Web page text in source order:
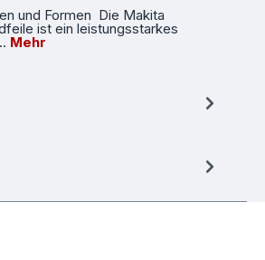
und Formen Die Makita
ist ein leistungsstarkes
Mehr